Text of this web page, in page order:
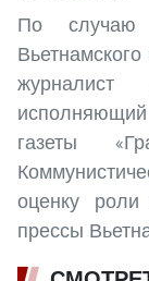
По случаю
исполняющий
газеты
оценку
прессы